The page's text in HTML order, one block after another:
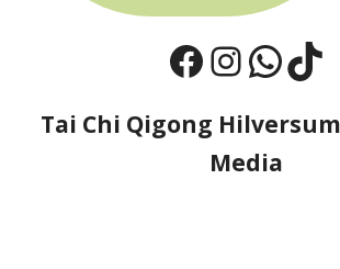
Facebook
Tai Chi Qigong
Media